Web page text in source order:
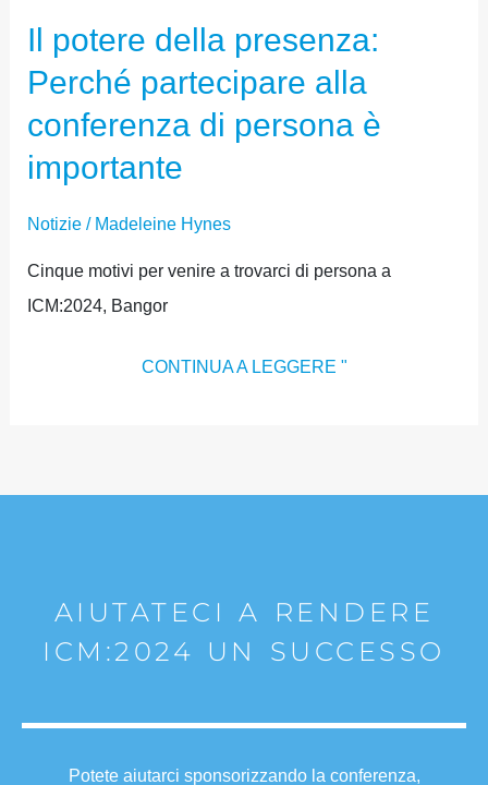
Il potere della presenza:
Perché partecipare alla
conferenza di persona è
importante
Notizie/ Madeleine Hynes
Cinque motivi per venire a trovarci di persona a
ICM:2024, Bangor
CONTINUA A LEGGERE "
AIUTATECI A RENDERE
ICM:2024 UN SUCCESSO
Potete aiutarci sponsorizzando la conferenza,